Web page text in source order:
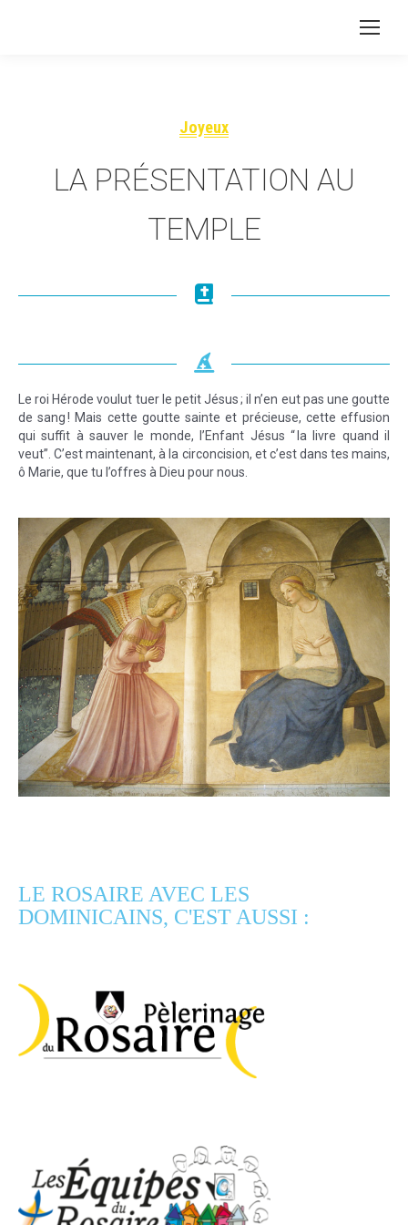
Joyeux
LA PRÉSENTATION AU
TEMPLE
Le roi Hérode voulut tuer le petit Jésus ; il n’en eut pas une goutte
de sang ! Mais cette goutte sainte et précieuse, cette effusion
qui suffit à sauver le monde, l’Enfant Jésus “ la livre quand il
veut”. C’est maintenant, à la circoncision, et c’est dans tes mains,
ô Marie, que tu l’offres à Dieu pour nous.
LE ROSAIRE AVEC LES
DOMINICAINS, C'EST AUSSI :